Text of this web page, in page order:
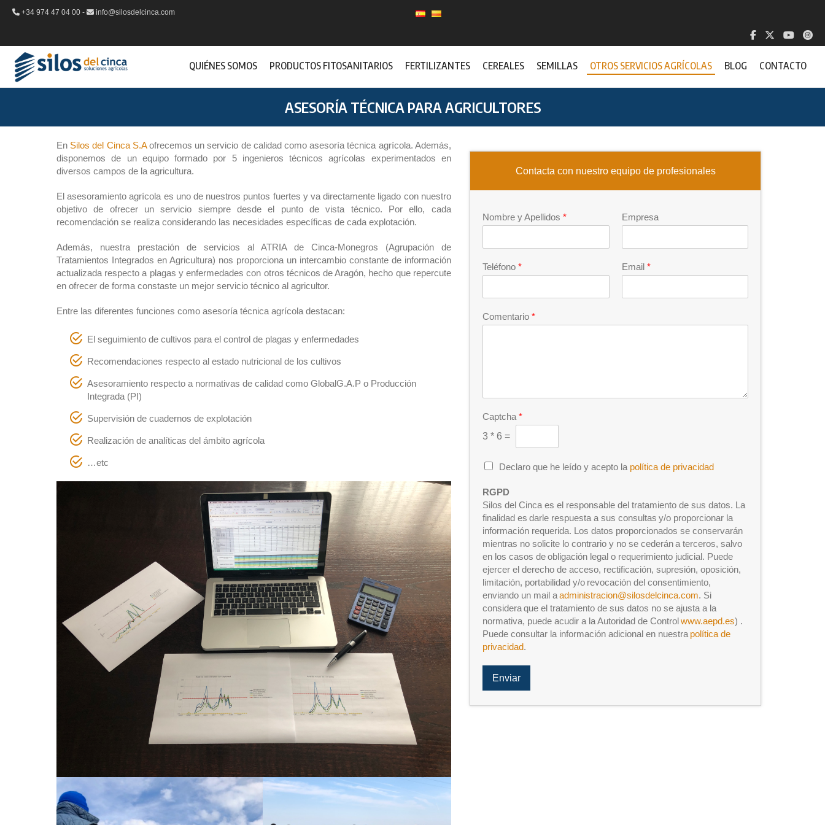
+34 974 47 04 00 - info@silosdelcinca.com
QUIÉNES SOMOS PRODUCTOS FITOSANITARIOS FERTILIZANTES CEREALES SEMILLAS OTROS SERVICIOS AGRÍCOLAS BLOG CONTACTO
ASESORÍA TÉCNICA PARA AGRICULTORES
En Silos del Cinca S.Aofrecemos un servicio de calidad como asesoría técnica agrícola. Además,
disponemos de un equipo formado por 5 ingenieros técnicos agrícolas experimentados en
diversos campos de la agricultura.
El asesoramiento agrícola es uno de nuestros puntos fuertes y va directamente ligado con nuestro
objetivo de ofrecer un servicio siempre desde el punto de vista técnico. Por ello, cada
recomendación se realiza considerando las necesidades específicas de cada explotación.
Además, nuestra prestación de servicios al ATRIA de Cinca-Monegros (Agrupación de
Tratamientos Integrados en Agricultura) nos proporciona un intercambio constante de información
actualizada respecto a plagas y enfermedades con otros técnicos de Aragón, hecho que repercute
en ofrecer de forma constaste un mejor servicio técnico al agricultor.
Entre las diferentes funciones como asesoría técnica agrícola destacan:
El seguimiento de cultivos para el control de plagas y enfermedades
Recomendaciones respecto al estado nutricional de los cultivos
Asesoramiento respecto a normativas de calidad como GlobalG.A.P o Producción
Integrada (PI)
Supervisión de cuadernos de explotación
Realización de analíticas del ámbito agrícola
…etc
Contacta con nuestro equipo de profesionales
Nombre y Apellidos * Empresa
Teléfono * Email *
Comentario *
Captcha *
3 * 6 =
C
e
c
k
b
o
x
e
s
*
Declaro que he leído y acepto la política de privacidad
RGPD
Silos del Cinca es el responsable del tratamiento de sus datos. La
finalidad es darle respuesta a sus consultas y/o proporcionar la
información requerida. Los datos proporcionados se conservarán
mientras no solicite lo contrario y no se cederán a terceros, salvo
en los casos de obligación legal o requerimiento judicial. Puede
ejercer el derecho de acceso, rectificación, supresión, oposición,
limitación, portabilidad y/o revocación del consentimiento,
enviando un mail aadministracion@silosdelcinca.com. Si
considera que el tratamiento de sus datos no se ajusta a la
normativa, puede acudir a la Autoridad de Controlwww.aepd.es) .
Puede consultar la información adicional en nuestra política de
privacidad.
Enviar